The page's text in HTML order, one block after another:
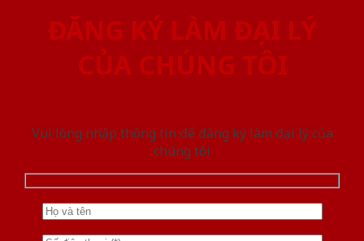
ĐĂNG KÝ LÀM ĐẠI LÝ
CỦA CHÚNG TÔI
Vui lòng nhập thông tin để đăng ký làm đại lý của
chúng tôi